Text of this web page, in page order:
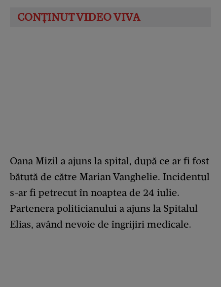
Oana Mizil a ajuns la spital, după ce ar fi fost
bătută de către Marian Vanghelie. Incidentul
s-ar fi petrecut în noaptea de 24 iulie.
Partenera politicianului a ajuns la Spitalul
Elias, având nevoie de îngrijiri medicale.